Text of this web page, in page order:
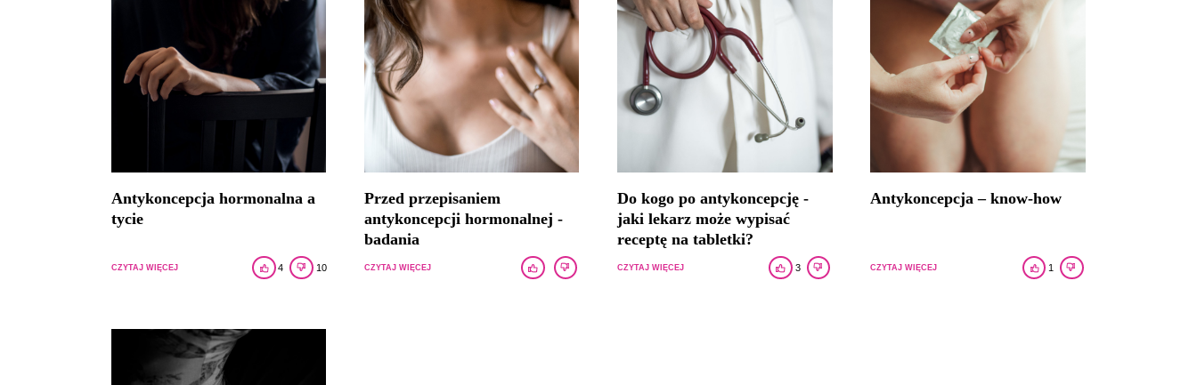
Antykoncepcja hormonalna a
tycie
CZYTAJ WIĘCEJ 4 10
Przed przepisaniem
antykoncepcji hormonalnej -
badania
CZYTAJ WIĘCEJ
Do kogo po antykoncepcję -
jaki lekarz może wypisać
receptę na tabletki?
CZYTAJ WIĘCEJ 3
Antykoncepcja – know-how
CZYTAJ WIĘCEJ 1